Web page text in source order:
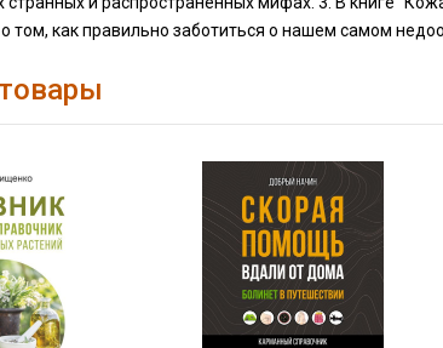
о том, как правильно заботиться о нашем самом